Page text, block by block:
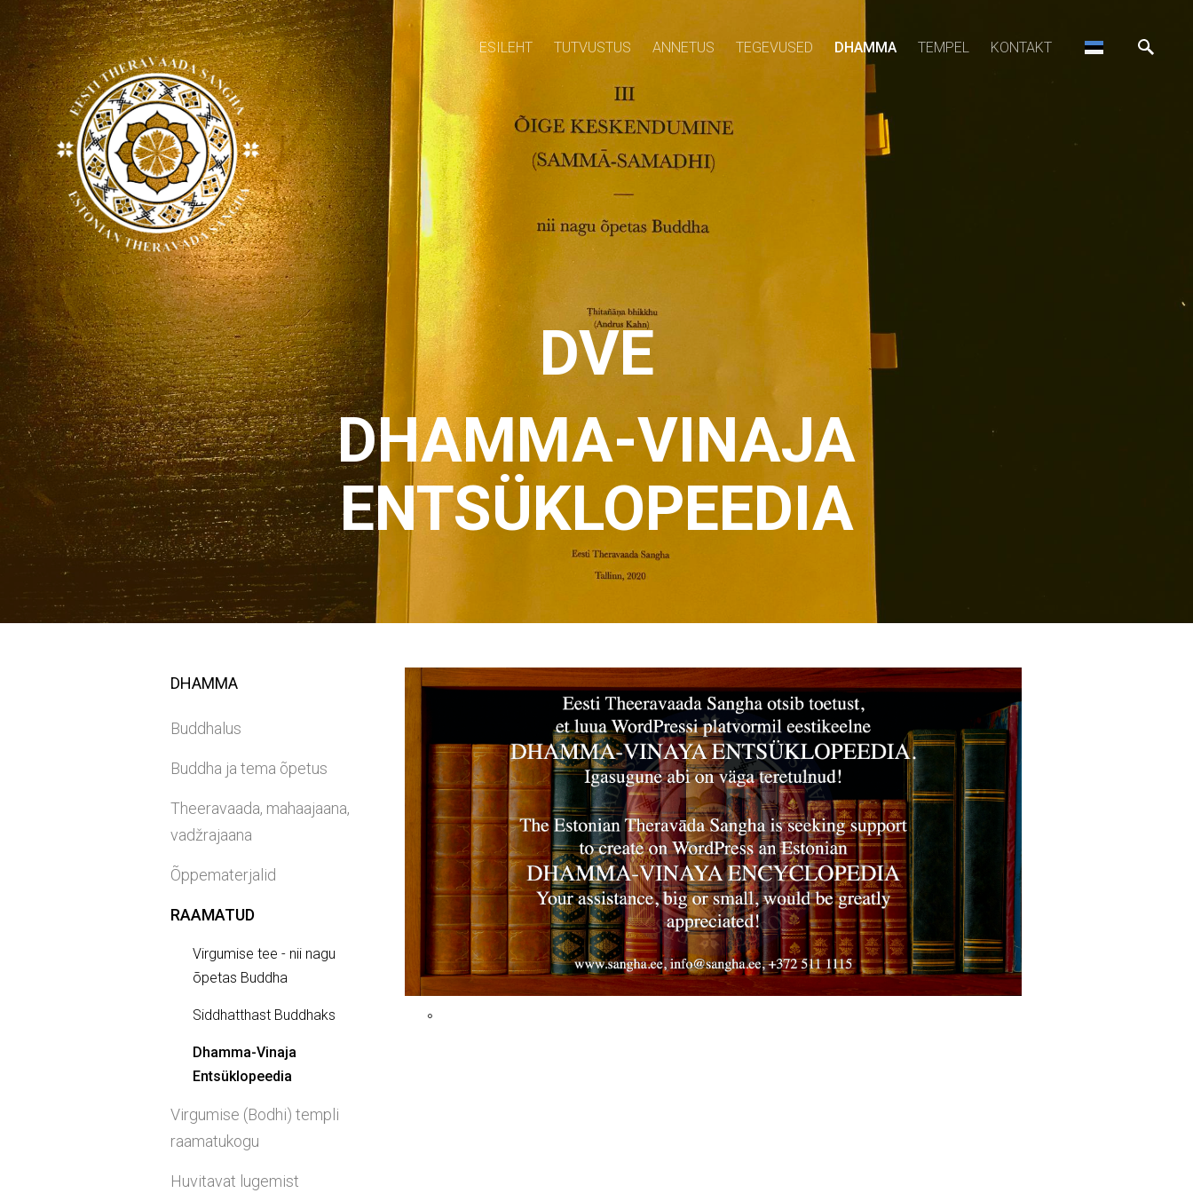
ESILEHT TUTVUSTUS ANNETUS TEGEVUSED DHAMMA TEMPEL KONTAKT
DVE
DHAMMA-VINAJA
ENTSÜKLOPEEDIA
DHAMMA
Buddhalus
Buddha ja tema õpetus
Theeravaada, mahaajaana,
vadžrajaana
Õppematerjalid
RAAMATUD
Virgumise tee - nii nagu
õpetas Buddha
Siddhatthast Buddhaks
Dhamma-Vinaja
Entsüklopeedia
Virgumise (Bodhi) templi
raamatukogu
Huvitavat lugemist